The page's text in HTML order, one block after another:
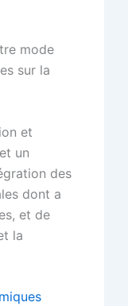
mode
sur la
et
un
des
dont a
et de
la